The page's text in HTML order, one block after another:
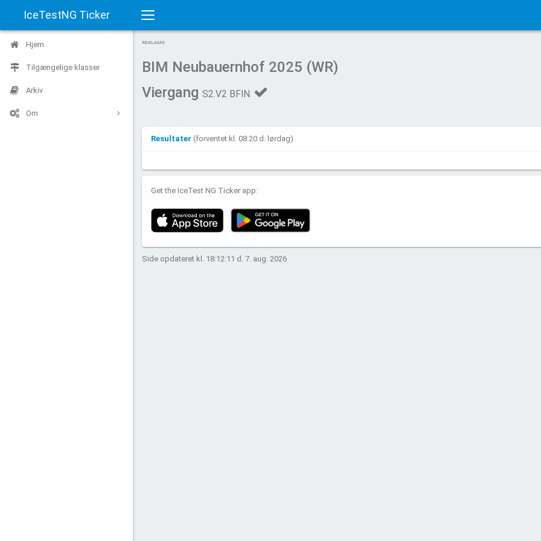
IceTestNG Ticker
Toggle
navigation
Hjem
Tilgængelige klasser
Arkiv
Om
REKLAME
BIM Neubauernhof 2025 (WR)
Viergang S2.V2 BFIN
Resultater (forventet kl. 08:20 d. lørdag)
Get the IceTest NG Ticker app:
Side opdateret kl. 18:12:11 d. 7. aug. 2026